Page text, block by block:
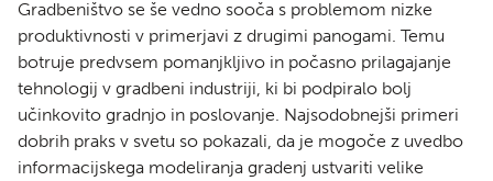
Gradbeništvo se še vedno sooča s problemom nizke
produktivnosti v primerjavi z drugimi panogami. Temu
botruje predvsem pomanjkljivo in počasno prilagajanje
tehnologij v gradbeni industriji, ki bi podpiralo bolj
učinkovito gradnjo in poslovanje. Najsodobnejši primeri
dobrih praks v svetu so pokazali, da je mogoče z uvedbo
informacijskega modeliranja gradenj ustvariti velike